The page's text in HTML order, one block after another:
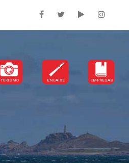
TURISMO ENCAIXE EMPRESAS